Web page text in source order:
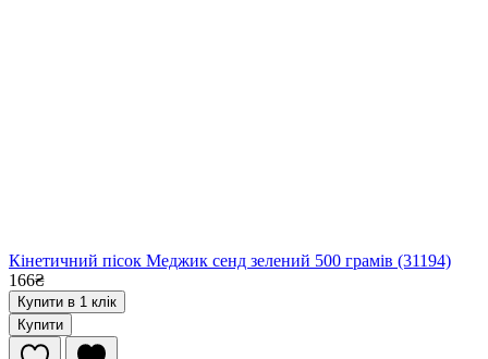
Кінетичний пісок Меджик сенд зелений 500 грамів (31194)
166₴
Купити в 1 клік
Купити